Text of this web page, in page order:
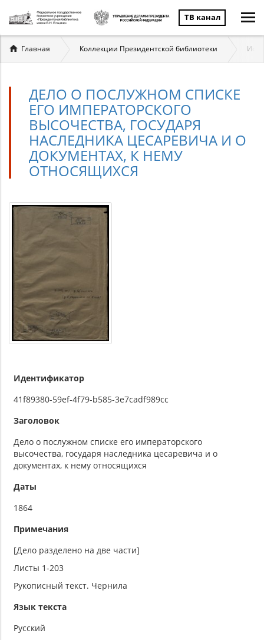
ТВ канал
Вы
здесь
Главная Коллекции Президентской библиотеки
ДЕЛО О ПОСЛУЖНОМ СПИСКЕ
ЕГО ИМПЕРАТОРСКОГО
ВЫСОЧЕСТВА, ГОСУДАРЯ
НАСЛЕДНИКА ЦЕСАРЕВИЧА И О
ДОКУМЕНТАХ, К НЕМУ
ОТНОСЯЩИХСЯ
Идентификатор
41f89380-59ef-4f79-b585-3e7cadf989cc
Заголовок
Дело о послужном списке его императорского
высочества, государя наследника цесаревича и о
документах, к нему относящихся
Даты
1864
Примечания
[Дело разделено на две части]
Листы 1-203
Рукописный текст. Чернила
Язык текста
Русский